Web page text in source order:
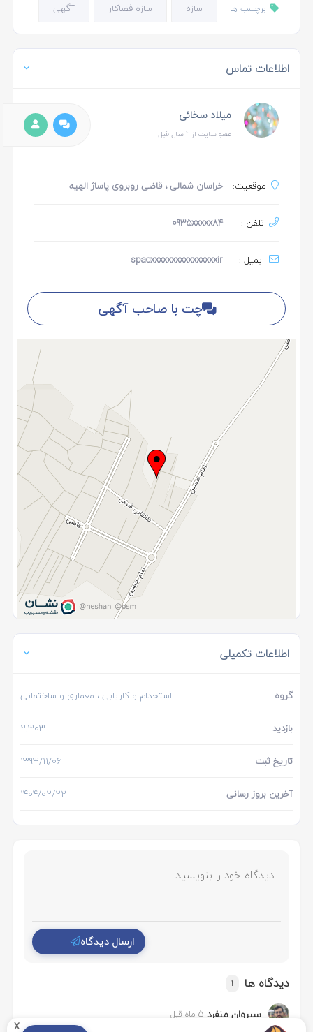
برچسب ها سازه سازه فضاکار آگهی
اطلاعات تماس
میلاد سخائی
عضو سایت از 2 سال قبل
موقعیت: خراسان شمالی، قاضی روبروی پاساژ الهیه
تلفن : 0935xxxxx84
ایمیل : spacxxxxxxxxxxxxxxxxir
چت با صاحب آگهی
اطلاعات تکمیلی
گروه استخدام و کاریابی، معماری و ساختمانی
بازدید 2,303
تاریخ ثبت 1393/11/06
آخرین بروز رسانی 1404/02/22
ارسال دیدگاه
دیدگاه ها 1
سیروان منفرد 5 ماه قبل
x